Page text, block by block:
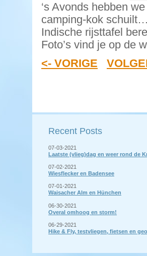
‘s Avonds hebben
camping-kok
Indische rijsttafel
Foto’s vind je op de
<- VORIGE
Recent Posts
07-03-2021
Laatste (vlieg)dag en weer rond de
07-02-2021
Wiesflecker en Badensee
07-01-2021
Waisacher Alm en Hünchen
06-30-2021
Overal omhoog en storm!
06-29-2021
Hike & Fly, testvliegen, fietsen en